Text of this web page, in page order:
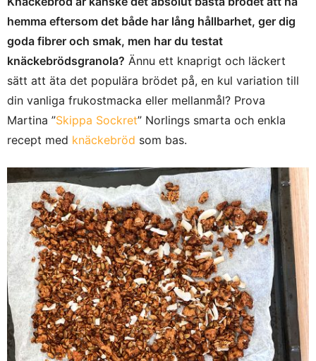
hemma eftersom det både har lång hållbarhet, ger dig
goda fibrer och smak, men har du testat
knäckebrödsgranola? Ännu ett knaprigt och läckert
sätt att äta det populära brödet på, en kul variation till
din vanliga frukostmacka eller mellanmål? Prova
Martina ”Skippa Sockret” Norlings smarta och enkla
recept med knäckebröd som bas.